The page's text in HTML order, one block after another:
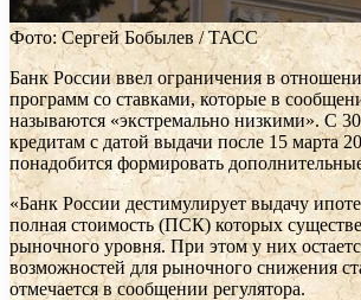
Фото: Сергей Бобылев / ТАСС
Банк России ввел ограничения в
программ со ставками, которые в
называются «экстремально низкими». С
кредитам с датой выдачи после 15 марта
понадобится формировать
«Банк России дестимулирует выдачу
полная стоимость (ПСК) которых
рыночного уровня. При этом у них
возможностей для рыночного снижения
отмечается в сообщении регулятора.